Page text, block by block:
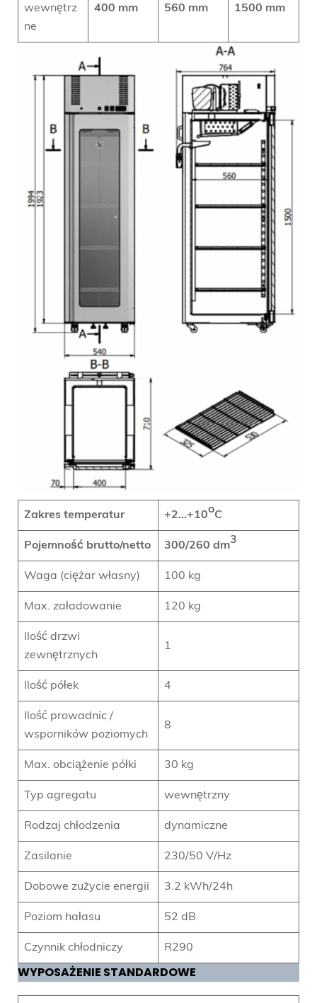
wewnętrz
ne
400 mm 560 mm 1500 mm
Zakres temperatur +2…+10oC
Pojemność brutto/netto 300/260 dm3
Waga (ciężar własny) 100 kg
Max. załadowanie 120 kg
Ilość drzwi
zewnętrznych
1
Ilość półek 4
Ilość prowadnic /
wsporników poziomych
8
Max. obciążenie półki 30 kg
Typ agregatu wewnętrzny
Rodzaj chłodzenia dynamiczne
Zasilanie 230/50 V/Hz
Dobowe zużycie energii 3.2 kWh/24h
Poziom hałasu 52 dB
Czynnik chłodniczy R290
WYPOSAŻENIE STANDARDOWE